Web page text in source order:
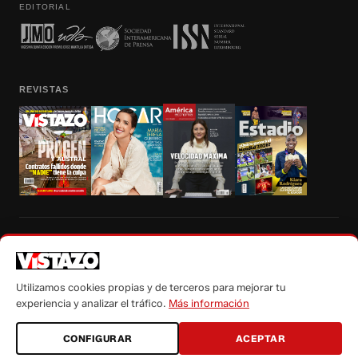
EDITORIAL
REVISTAS
autorización escrita de su titular, de todos los contenidos de Vistazo.com.
Utilizamos cookies propias y de terceros para mejorar tu
experiencia y analizar el tráfico. Más información
CONFIGURAR ACEPTAR